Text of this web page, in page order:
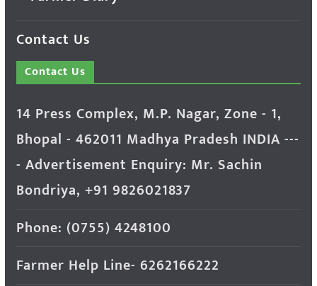
Contact Us
Contact Us
14 Press Complex, M.P. Nagar, Zone - 1,
Bhopal - 462011 Madhya Pradesh INDIA ---
- Advertisement Enquiry: Mr. Sachin
Bondriya, +91 9826021837
Phone: (0755) 4248100
Farmer Help Line- 6262166222